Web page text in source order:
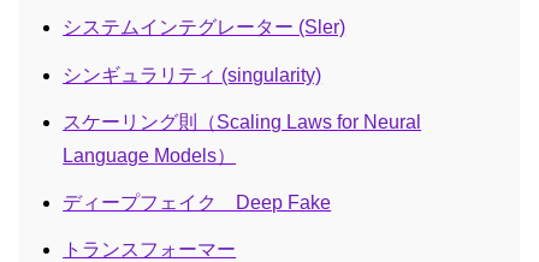
システムインテグレーター (Sler)
シンギュラリティ (singularity)
スケーリング則（Scaling Laws for Neural
Language Models）
ディープフェイク Deep Fake
トランスフォーマー